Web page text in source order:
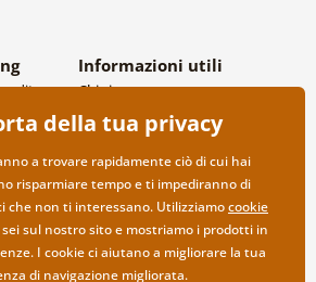
e
Informazioni utili
Chi siamo
FAQ
Contatti
Collaborazione all’ingrosso
della tua privacy
a trovare rapidamente ciò di cui hai
risparmiare tempo e ti impediranno di
che non ti interessano. Utilizziamocookie
sul nostro sito e mostriamo i prodotti in
I cookie ci aiutano a migliorare la tua
di navigazione migliorata.